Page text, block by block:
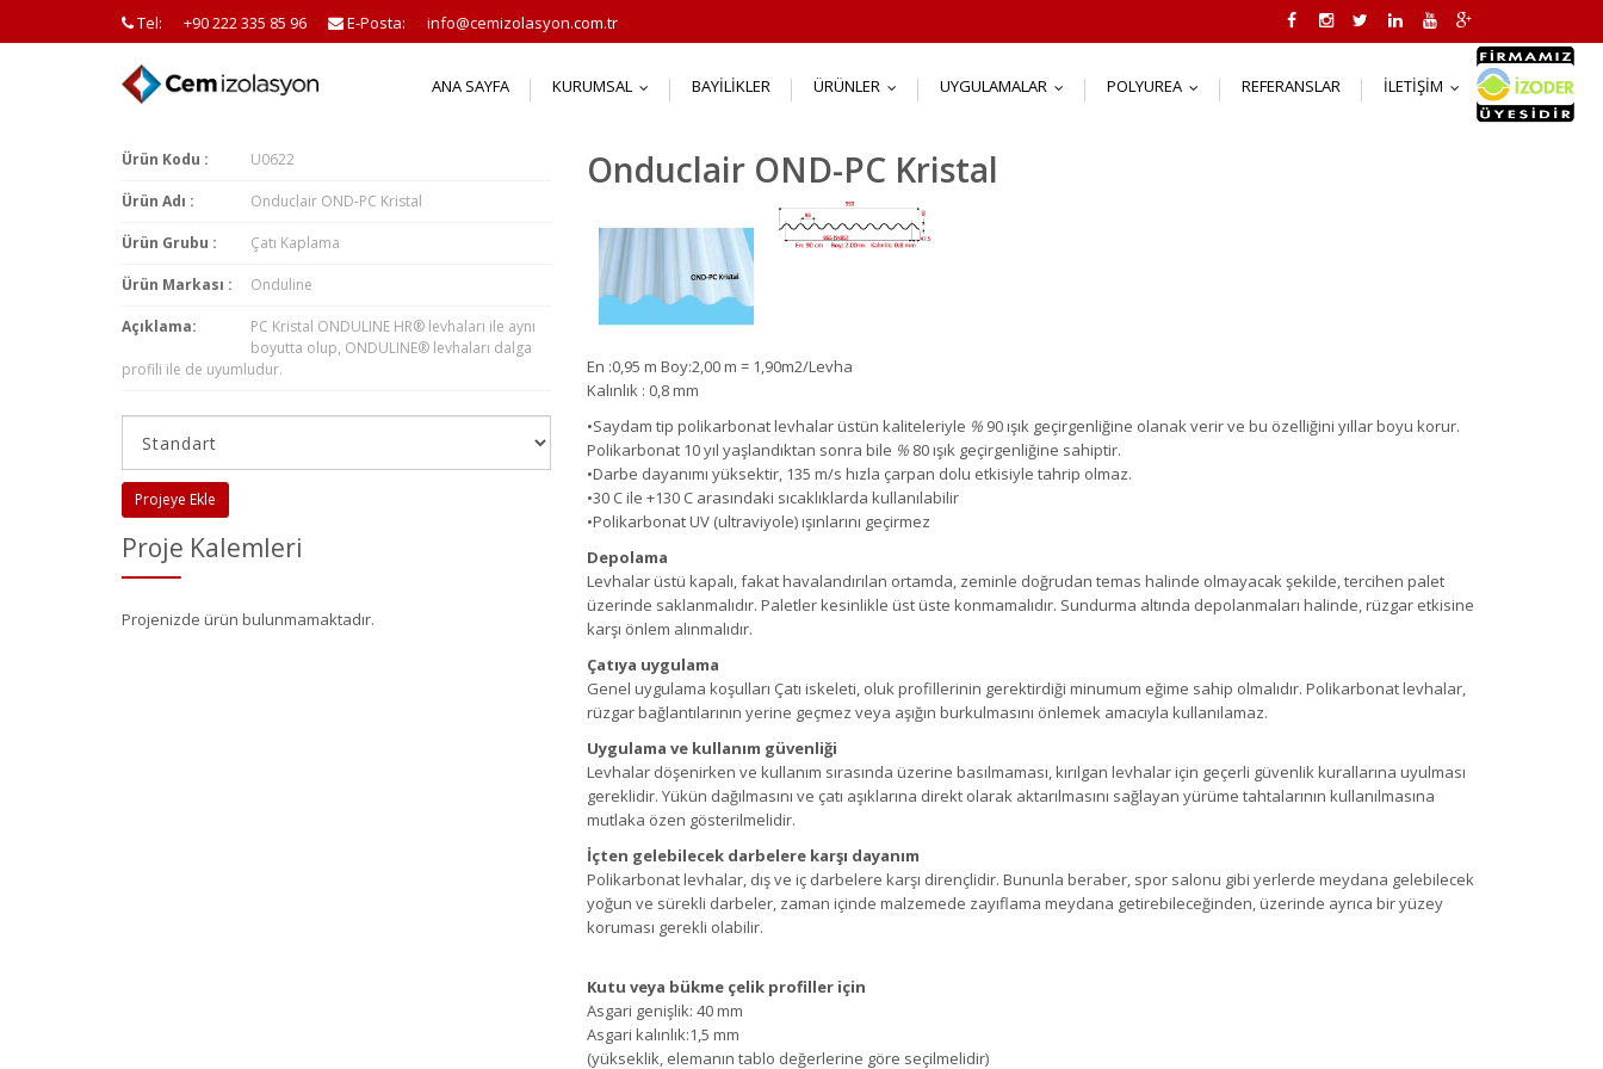
Tel: +90 222 335 85 96 E-Posta: info@cemizolasyon.com.tr
ANA SAYFA KURUMSAL BAYILIKLER ÜRÜNLER UYGULAMALAR POLYUREA REFERANSLAR İLETIŞIM
Ürün Kodu : U0622
Ürün Adı : Onduclair OND-PC Kristal
Ürün Grubu : Çatı Kaplama
Ürün Markası : Onduline
Açıklama:
PC Kristal ONDULINE HR® levhaları ile aynı
boyutta olup, ONDULINE® levhaları dalga
profili ile de uyumludur.
Projeye Ekle
Proje Kalemleri
Projenizde ürün bulunmamaktadır.
Onduclair OND-PC Kristal
En :0,95 m Boy:2,00 m = 1,90m2/Levha
Kalınlık : 0,8 mm
•Saydam tip polikarbonatlevhalarüstün kaliteleriyle % 90 ışık geçirgenliğine olanakverir ve bu özelliğini yıllar boyu korur.
Polikarbonat 10 yıl yaşlandıktan sonra bile % 80 ışık geçirgenliğine sahiptir.
•Darbe dayanımı yüksektir, 135 m/s hızla çarpan dolu etkisiyle tahrip olmaz.
•30 Cile +130 C arasındaki sıcaklıklarda kullanılabilir
•PolikarbonatUV (ultraviyole) ışınlarını geçirmez
Depolama
Levhalarüstü kapalı,fakat havalandırılan ortamda, zeminle doğrudan temas halinde olmayacakşekilde,tercihen palet
üzerinde saklanmalıdır. Paletlerkesinlikle üstüste konmamalıdır. Sundurma altında depolanmaları halinde,rüzgar etkisine
karşı önlem alınmalıdır.
Çatıya uygulama
Genel uygulama koşulları Çatı iskeleti, oluk profillerinin gerektirdiği minumum eğime sahip olmalıdır. Polikarbonat levhalar,
rüzgarbağlantılarının yerine geçmez veya aşığın burkulmasını önlemek amacıyla kullanılamaz.
Uygulama ve kullanım güvenliği
Levhalar döşenirken ve kullanım sırasında üzerine basılmaması,kırılgan levhalar için geçerli güvenlikkurallarına uyulması
gereklidir. Yükün dağılmasını ve çatı aşıklarına direkt olarak aktarılmasını sağlayan yürüme tahtalarının kullanılmasına
mutlaka özen gösterilmelidir.
İçten gelebilecek darbelere karşı dayanım
Polikarbonat levhalar, dış ve iç darbelere karşı dirençlidir. Bununla beraber, spor salonu gibi yerlerde meydana gelebilecek
yoğun ve sürekli darbeler, zaman içinde malzemede zayıflama meydana getirebileceğinden,üzerinde ayrıca biryüzey
koruması gerekli olabilir.
Kutu veya bükme çelik profiller için
Asgari genişlik: 40mm
Asgari kalınlık:1,5 mm
(yükseklik, elemanın tablo değerlerine göre seçilmelidir)